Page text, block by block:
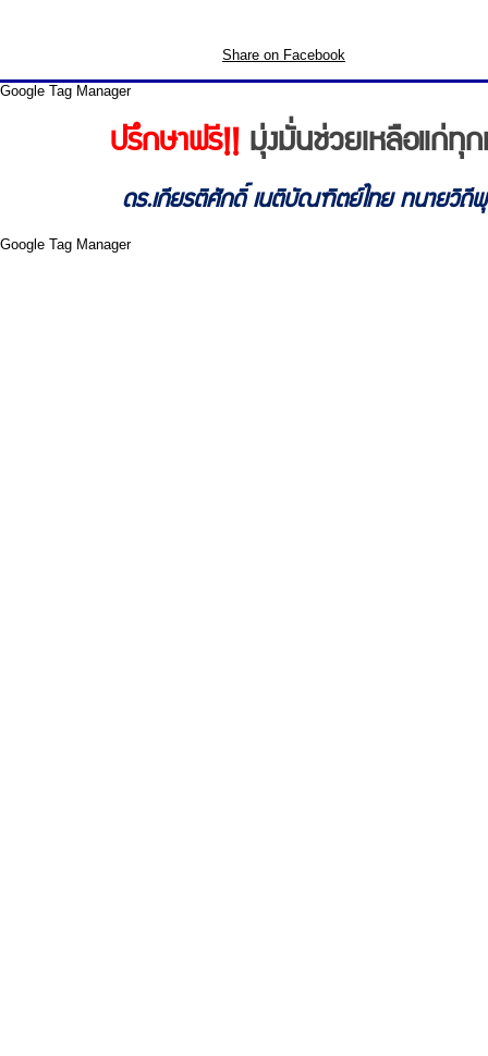
Share on Facebook
Google Tag Manager
ปรึกษาฟรี!! มุ่งมั่นช่วยเหลือแก่ทุ
ดร.เกียรติศักดิ์ เนติบัณฑิตย์ไทย ทนายวิถีพุ
Google Tag Manager